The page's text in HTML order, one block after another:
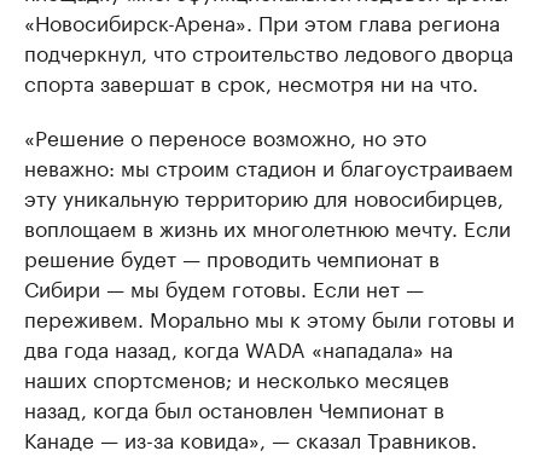
«Новосибирск-Арена». При этом глава региона
подчеркнул, что строительство ледового дворца
спорта завершат в срок, несмотря ни на что.
«Решение о переносе возможно, но это
неважно: мы строим стадион и благоустраиваем
эту уникальную территорию для новосибирцев,
воплощаем в жизнь их многолетнюю мечту. Если
решение будет — проводить чемпионат в
Сибири — мы будем готовы. Если нет —
переживем. Морально мы к этому были готовы и
два года назад, когда WADA «нападала» на
наших спортсменов; и несколько месяцев
назад, когда был остановлен Чемпионат в
Канаде — из-за ковида», — сказал Травников.